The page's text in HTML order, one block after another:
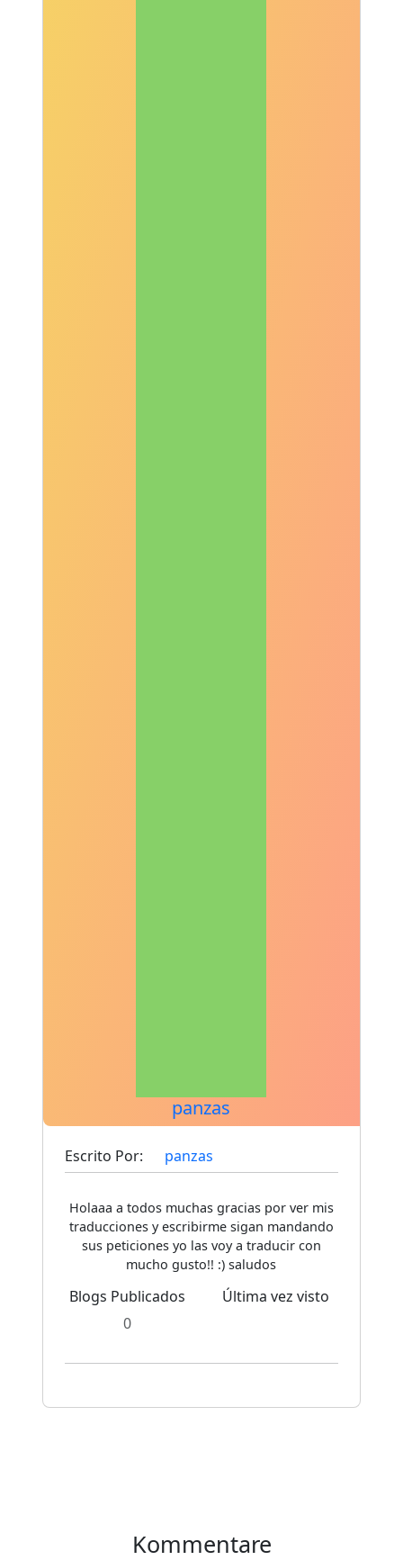
panzas
Escrito Por: panzas
Holaaa a todos muchas gracias por ver mis
traducciones y escribirme sigan mandando
sus peticiones yo las voy a traducir con
mucho gusto!! :) saludos
Blogs Publicados
0
Última vez visto
Kommentare